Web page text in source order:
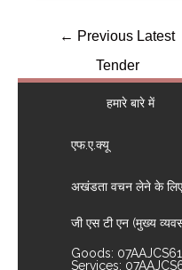
← Previous Latest
Tender
हमारे बारे में
एफ.ए.क्यू
अखंडता वचन लेने के
जी एस टी एन (मुख्य
Goods:
Services: